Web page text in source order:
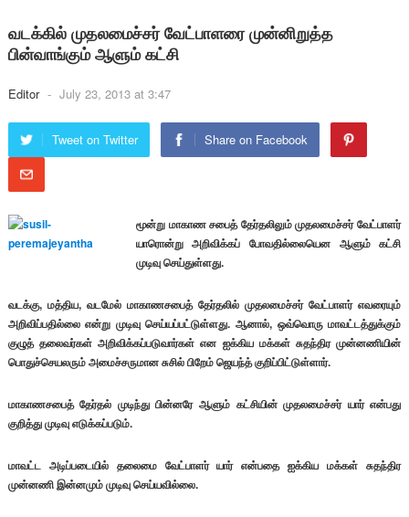
வடக்கில் முதலமைச்சர் வேட்பாளரை முன்னிறுத்த
பின்வாங்கும் ஆளும் கட்சி
Editor - July 23, 2013 at 3:47
Tweet on Twitter Share on Facebook
மூன்று மாகாண சபைத் தேர்தலிலும் முதலமைச்சர் வேட்பாளர்
யாரொன்று அறிவிக்கப் போவதில்லையென ஆளும் கட்சி
முடிவு செய்துள்ளது.
வடக்கு, மத்திய, வடமேல் மாகாணசபைத் தேர்தலில் முதலமைச்சர் வேட்பாளர் எவரையும்
அறிவிப்பதில்லை என்று முடிவு செய்யப்பட்டுள்ளது. ஆனால், ஒவ்வொரு மாவட்டத்துக்கும்
குழுத் தலைவர்கள் அறிவிக்கப்படுவார்கள் என ஐக்கிய மக்கள் சுதந்திர முன்னணியின்
பொதுச்செயலரும் அமைச்சருமான சுசில் பிறேம் ஜெயந்த் குறிப்பிட்டுள்ளார்.
மாகாணசபைத் தேர்தல் முடிந்து பின்னரே ஆளும் கட்சியின் முதலமைச்சர் யார் என்பது
குறித்து முடிவு எடுக்கப்படும்.
மாவட்ட அடிப்படையில் தலைமை வேட்பாளர் யார் என்பதை ஐக்கிய மக்கள் சுதந்திர
முன்னணி இன்னமும் முடிவு செய்யவில்லை.